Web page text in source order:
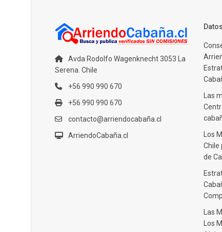
Avda Rodolfo Wagenknecht 3053 La
Serena. Chile
+56 990 990 670
+56 990 990 670
contacto@arriendocabaña.cl
ArriendoCabaña.cl
Las
Los
Chile
de
Las
Los